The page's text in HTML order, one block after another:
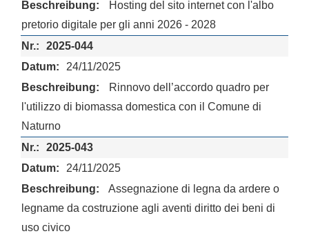
Hosting del sito internet con l'albo
pretorio digitale per gli anni 2026 - 2028
2025-044
24/11/2025
Rinnovo dell’accordo quadro per
l'utilizzo di biomassa domestica con il Comune di
Naturno
2025-043
24/11/2025
Assegnazione di legna da ardere o
legname da costruzione agli aventi diritto dei beni di
uso civico